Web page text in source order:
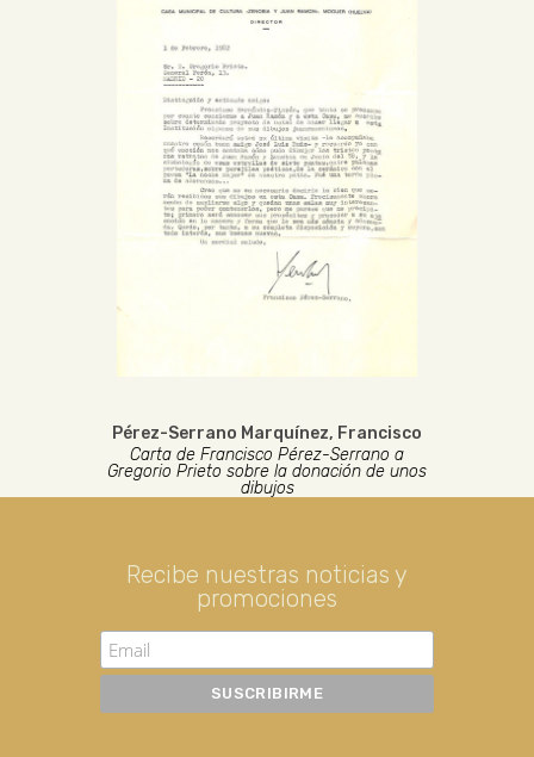
Pérez-Serrano Marquínez, Francisco
Carta de Francisco Pérez-Serrano a
Gregorio Prieto sobre la donación de unos
dibujos
Recibe nuestras noticias y
promociones